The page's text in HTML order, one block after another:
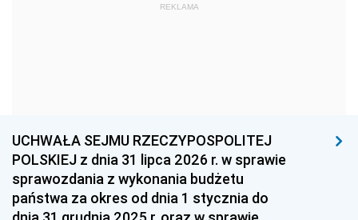
1959
1939 1938 1937
1936 1930
REKLAMA
UCHWAŁA SEJMU RZECZYPOSPOLITEJ
POLSKIEJ z dnia 31 lipca 2026 r. w sprawie
sprawozdania z wykonania budżetu
państwa za okres od dnia 1 stycznia do